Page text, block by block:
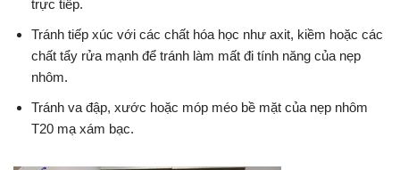
trực tiếp.
Tránh tiếp xúc với các chất hóa học như axit, kiềm hoặc các
chất tẩy rửa mạnh để tránh làm mất đi tính năng của nẹp
nhôm.
Tránh va đập, xước hoặc móp méo bề mặt của nẹp nhôm
T20 mạ xám bạc.